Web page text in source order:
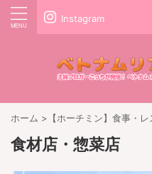
Instagram
ホーム > 【ホーチミン】食事・
食材店・惣菜店